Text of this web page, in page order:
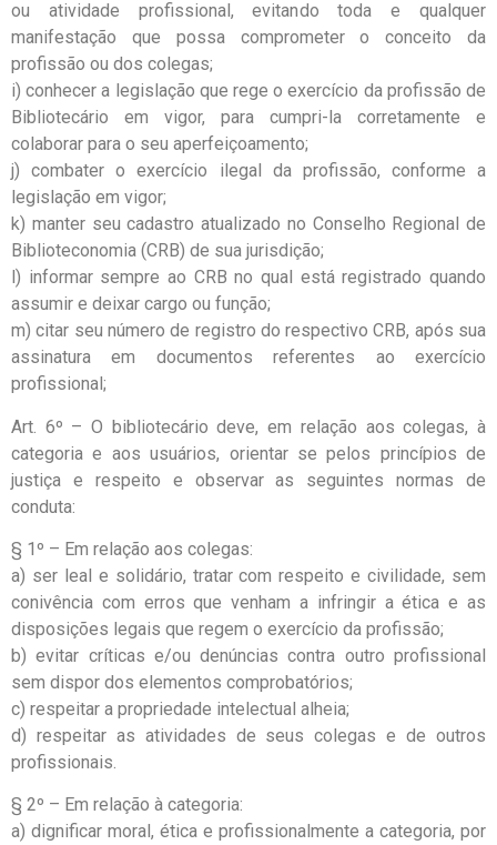
ou atividade profissional, evitando toda e qualquer
manifestação que possa comprometer o conceito da
profissão ou dos colegas;
i) conhecer a legislação que rege o exercício da profissão de
Bibliotecário em vigor, para cumpri-la corretamente e
colaborar para o seu aperfeiçoamento;
j) combater o exercício ilegal da profissão, conforme a
legislação em vigor;
k) manter seu cadastro atualizado no Conselho Regional de
Biblioteconomia (CRB) de sua jurisdição;
l) informar sempre ao CRB no qual está registrado quando
assumir e deixar cargo ou função;
m) citar seu número de registro do respectivo CRB, após sua
assinatura em documentos referentes ao exercício
profissional;
Art. 6º – O bibliotecário deve, em relação aos colegas, à
categoria e aos usuários, orientar se pelos princípios de
justiça e respeito e observar as seguintes normas de
conduta:
§ 1º – Em relação aos colegas:
a) ser leal e solidário, tratar com respeito e civilidade, sem
conivência com erros que venham a infringir a ética e as
disposições legais que regem o exercício da profissão;
b) evitar críticas e/ou denúncias contra outro profissional
sem dispor dos elementos comprobatórios;
c) respeitar a propriedade intelectual alheia;
d) respeitar as atividades de seus colegas e de outros
profissionais.
§ 2º – Em relação à categoria:
a) dignificar moral, ética e profissionalmente a categoria, por